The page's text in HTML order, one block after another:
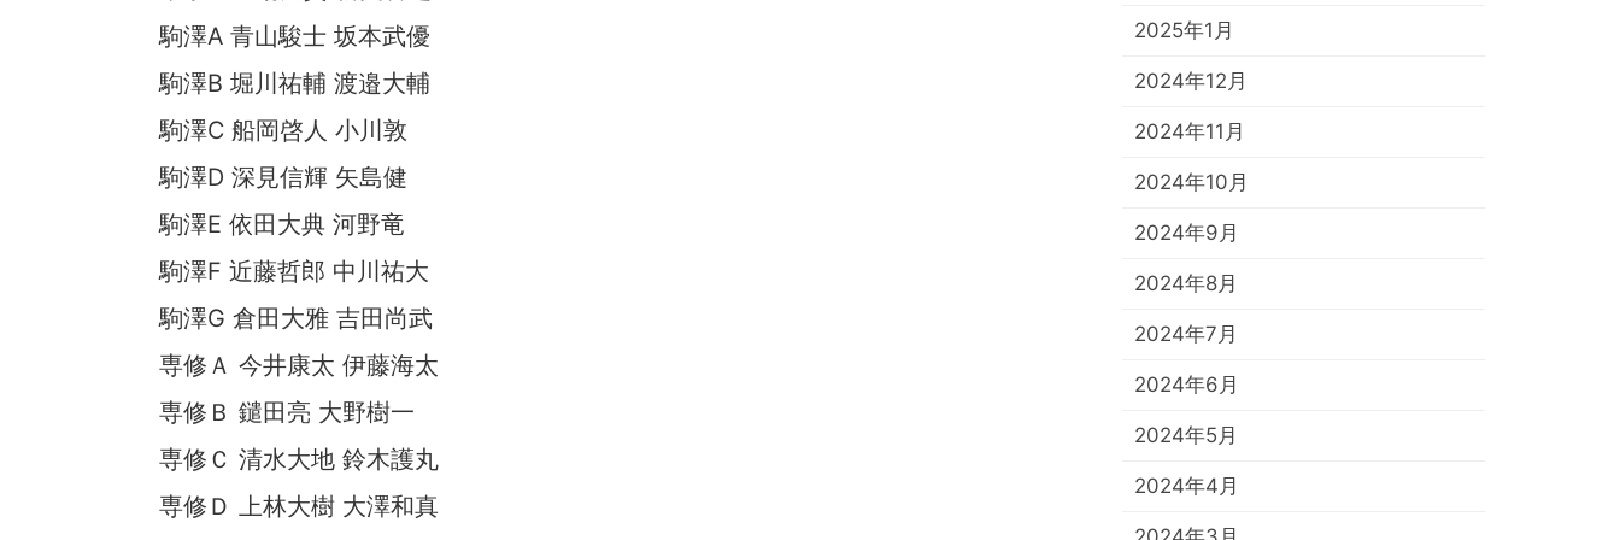
駒澤A 青山駿士 坂本武優
駒澤B 堀川祐輔 渡邉大輔
駒澤C 船岡啓人 小川敦
駒澤D 深見信輝 矢島健
駒澤E 依田大典 河野竜
駒澤F 近藤哲郎 中川祐大
駒澤G 倉田大雅 吉田尚武
専修Ａ 今井康太 伊藤海太
専修Ｂ 鑓田亮 大野樹一
専修Ｃ 清水大地 鈴木護丸
専修Ｄ 上林大樹 大澤和真
2025年1月
2024年12月
2024年11月
2024年10月
2024年9月
2024年8月
2024年7月
2024年6月
2024年5月
2024年4月